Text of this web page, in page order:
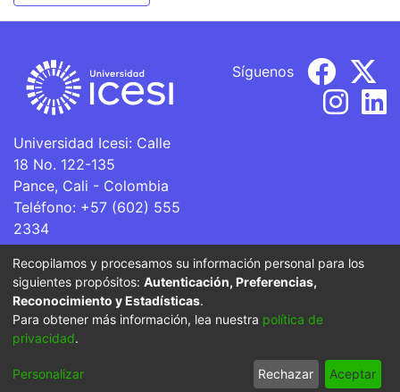
Universidad Icesi: Calle
18 No. 122-135
Pance, Cali - Colombia
Teléfono: +57 (602) 555
2334
ventanillaunica@icesi.edu.co
Síguenos
La Universidad Icesi es una Institución de Educación
Superior que se encuentra sujeta a inspección y vigilancia
por parte del Ministerio de Educación Nacional.
Cookie
End User
Agreement
Send
Feedback
Recopilamos y procesamos su información personal para los
siguientes propósitos: Autenticación, Preferencias,
Reconocimiento y Estadísticas.
Para obtener más información, lea nuestra política de
privacidad.
Personalizar Rechazar Aceptar